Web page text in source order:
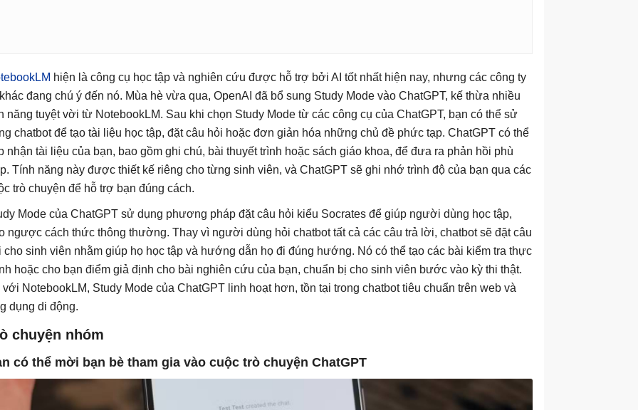
hiện là công cụ học tập và nghiên cứu được hỗ trợ bởi AI tốt nhất hiện nay, nhưng các công ty
đang chú ý đến nó. Mùa hè vừa qua, OpenAI đã bổ sung Study Mode vào ChatGPT, kế thừa nhiều
năng tuyệt vời từ NotebookLM. Sau khi chọn Study Mode từ các công cụ của ChatGPT, bạn có thể sử
chatbot để tạo tài liệu học tập, đặt câu hỏi hoặc đơn giản hóa những chủ đề phức tạp. ChatGPT có thể
nhận tài liệu của bạn, bao gồm ghi chú, bài thuyết trình hoặc sách giáo khoa, để đưa ra phản hồi phù
Tính năng này được thiết kế riêng cho từng sinh viên, và ChatGPT sẽ ghi nhớ trình độ của bạn qua các
trò chuyện để hỗ trợ bạn đúng cách.
Mode của ChatGPT sử dụng phương pháp đặt câu hỏi kiểu Socrates để giúp người dùng học tập,
ngược cách thức thông thường. Thay vì người dùng hỏi chatbot tất cả các câu trả lời, chatbot sẽ đặt câu
cho sinh viên nhằm giúp họ học tập và hướng dẫn họ đi đúng hướng. Nó có thể tạo các bài kiểm tra thực
hoặc cho bạn điểm giả định cho bài nghiên cứu của bạn, chuẩn bị cho sinh viên bước vào kỳ thi thật.
với NotebookLM, Study Mode của ChatGPT linh hoạt hơn, tồn tại trong chatbot tiêu chuẩn trên web và
dụng di động.
chuyện nhóm
có thể mời bạn bè tham gia vào cuộc trò chuyện ChatGPT